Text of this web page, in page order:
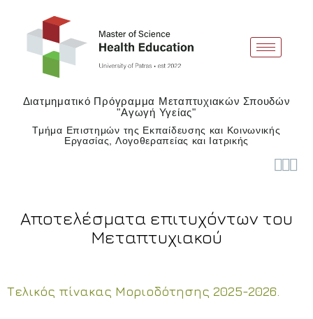
Διατμηματικό Πρόγραμμα Μεταπτυχιακών Σπουδών
"Αγωγή Υγείας"
Τμήμα Επιστημών της Εκπαίδευσης και Κοινωνικής
Εργασίας, Λογοθεραπείας και Ιατρικής

Αποτελέσματα επιτυχόντων του
Μεταπτυχιακού
Τελικός πίνακας Μοριοδότησης 2025-2026.